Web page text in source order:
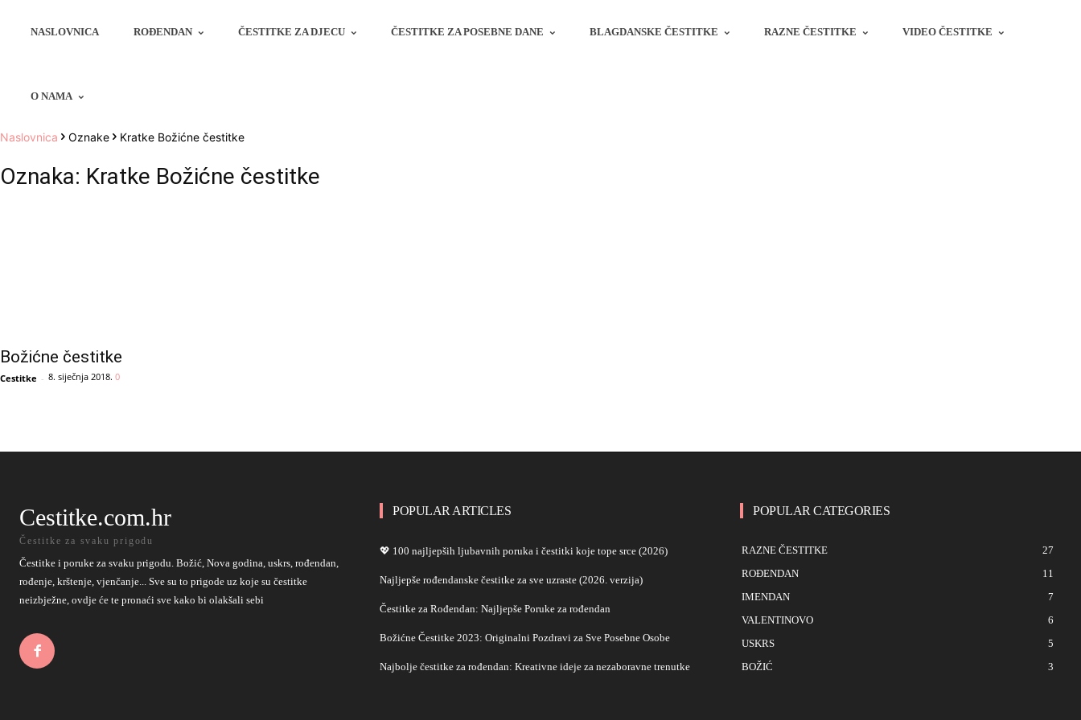
NASLOVNICA ROĐENDAN ČESTITKE ZA DJECU ČESTITKE ZA POSEBNE DANE BLAGDANSKE ČESTITKE RAZNE ČESTITKE VIDEO ČESTITKE
O NAMA
Naslovnica Oznake Kratke Božićne čestitke
Oznaka: Kratke Božićne čestitke
Božićne čestitke
Cestitke - 8. siječnja 2018. 0
Cestitke.com.hr
Čestitke za svaku prigodu
Čestitke i poruke za svaku prigodu. Božić, Nova godina, uskrs, rođendan,
rođenje, krštenje, vjenčanje... Sve su to prigode uz koje su čestitke
neizbježne, ovdje će te pronaći sve kako bi olakšali sebi
POPULAR ARTICLES
💖 100 najljepših ljubavnih poruka i čestitki koje tope srce (2026)
Najljepše rođendanske čestitke za sve uzraste (2026. verzija)
Čestitke za Rođendan: Najljepše Poruke za rođendan
Božićne Čestitke 2023: Originalni Pozdravi za Sve Posebne Osobe
Najbolje čestitke za rođendan: Kreativne ideje za nezaboravne trenutke
POPULAR CATEGORIES
RAZNE ČESTITKE
27
ROĐENDAN
11
IMENDAN
7
VALENTINOVO
6
USKRS
5
BOŽIĆ
3